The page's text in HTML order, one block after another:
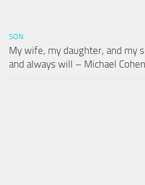
SON
My wife, my daughter, and my
and always will – Michael Cohen